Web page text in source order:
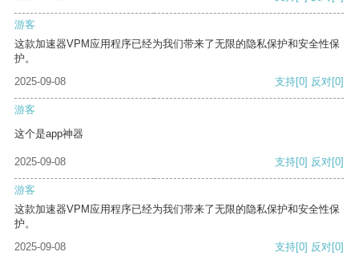
游客
这款加速器VPM应用程序已经为我们带来了无限的隐私保护和安全性保
护。
2025-09-08
支持[0] 反对[0]
游客
这个是app神器
2025-09-08 支持[0] 反对[0]
游客
这款加速器VPM应用程序已经为我们带来了无限的隐私保护和安全性保
护。
2025-09-08
支持[0] 反对[0]